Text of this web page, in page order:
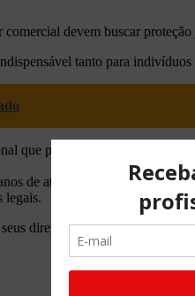
devem buscar
tanto para
que precisa de orientação
de atuação e uma equipe
legais.
direitos sejam respeitados,